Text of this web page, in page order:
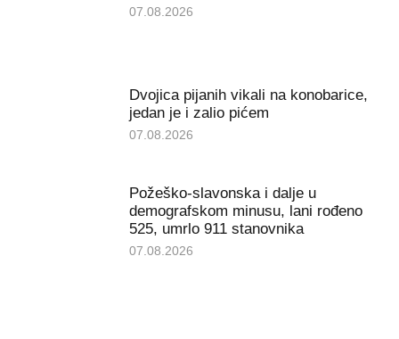
07.08.2026
Dvojica pijanih vikali na konobarice,
jedan je i zalio pićem
07.08.2026
Požeško-slavonska i dalje u
demografskom minusu, lani rođeno
525, umrlo 911 stanovnika
07.08.2026